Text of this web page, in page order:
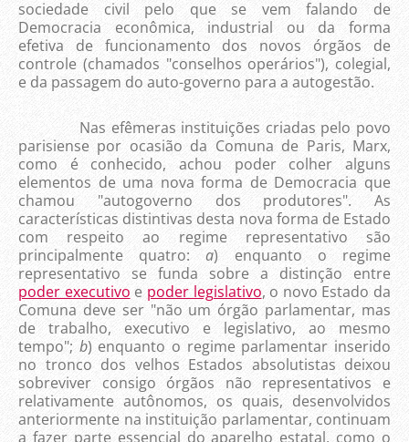
sociedade civil pelo que se vem falando de
Democracia econômica, industrial ou da forma
efetiva de funcionamento dos novos órgãos de
controle (chamados "conselhos operários"), colegial,
e da passagem do auto-governo para a autogestão.
Nas efêmeras instituições criadas pelo povo
parisiense por ocasião da Comuna de Paris, Marx,
como é conhecido, achou poder colher alguns
elementos de uma nova forma de Democracia que
chamou "autogoverno dos produtores". As
características distintivas desta nova forma de Estado
com respeito ao regime representativo são
principalmente quatro:a) enquanto o regime
representativo se funda sobre a distinção entre
poder executivo e poder legislativo, o novo Estado da
Comuna deve ser "não um órgão parlamentar, mas
de trabalho, executivo e legislativo, ao mesmo
tempo"; b) enquanto o regime parlamentar inserido
no tronco dos velhos Estados absolutistas deixou
sobreviver consigo órgãos não representativos e
relativamente autônomos, os quais, desenvolvidos
anteriormente na instituição parlamentar, continuam
a fazer parte essencial do aparelho estatal, como o